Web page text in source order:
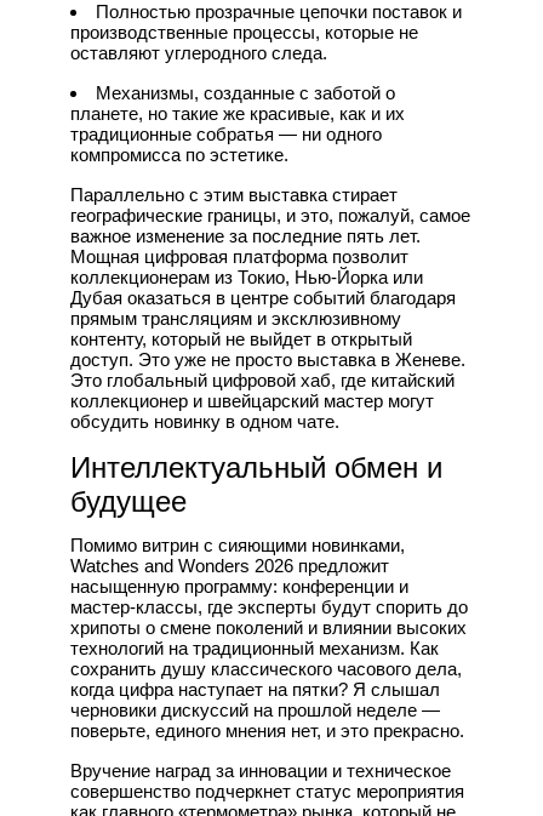
Полностью прозрачные цепочки поставок и
производственные процессы, которые не
оставляют углеродного следа.
Механизмы, созданные с заботой о
планете, но такие же красивые, как и их
традиционные собратья — ни одного
компромисса по эстетике.
Параллельно с этим выставка стирает
географические границы, и это, пожалуй, самое
важное изменение за последние пять лет.
Мощная цифровая платформа позволит
коллекционерам из Токио, Нью-Йорка или
Дубая оказаться в центре событий благодаря
прямым трансляциям и эксклюзивному
контенту, который не выйдет в открытый
доступ. Это уже не просто выставка в Женеве.
Это глобальный цифровой хаб, где китайский
коллекционер и швейцарский мастер могут
обсудить новинку в одном чате.
Интеллектуальный обмен и
будущее
Помимо витрин с сияющими новинками,
Watches and Wonders 2026 предложит
насыщенную программу: конференции и
мастер-классы, где эксперты будут спорить до
хрипоты о смене поколений и влиянии высоких
технологий на традиционный механизм. Как
сохранить душу классического часового дела,
когда цифра наступает на пятки? Я слышал
черновики дискуссий на прошлой неделе —
поверьте, единого мнения нет, и это прекрасно.
Вручение наград за инновации и техническое
совершенство подчеркнет статус мероприятия